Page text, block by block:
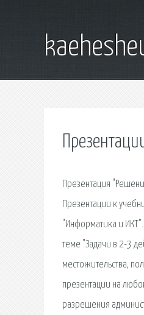
Презентация
Презентации к
"Информатика и ИКТ".
теме "Задачи в 2-3
местожительства,
презентации на
разрешения